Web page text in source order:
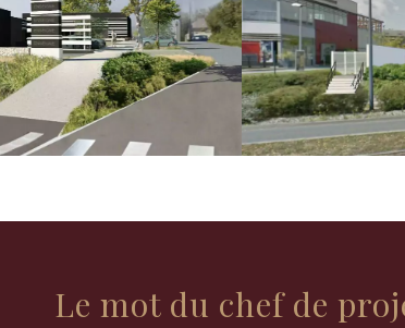
Le mot du chef de